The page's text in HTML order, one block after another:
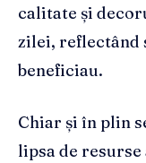
calitate și
zilei, reflectând
beneficiau.
Chiar și în plin
lipsa de